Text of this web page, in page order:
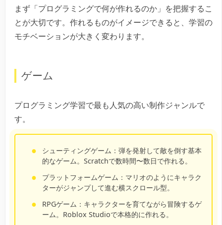
まず「プログラミングで何が作れるのか」を把握するこ
とが大切です。作れるものがイメージできると、学習の
モチベーションが大きく変わります。
ゲーム
プログラミング学習で最も人気の高い制作ジャンルで
す。
シューティングゲーム： 弾を発射して敵を倒す基本
的なゲーム。Scratchで数時間〜数日で作れる。
プラットフォームゲーム： マリオのようにキャラク
ターがジャンプして進む横スクロール型。
RPGゲーム： キャラクターを育てながら冒険するゲ
ーム。Roblox Studioで本格的に作れる。